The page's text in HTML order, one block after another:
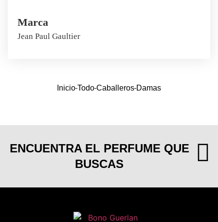
Marca
Jean Paul Gaultier
Inicio Todo Caballeros Damas
ENCUENTRA EL PERFUME QUE
BUSCAS